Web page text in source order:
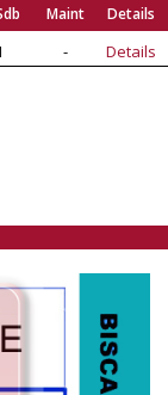
Maint Details
- Details